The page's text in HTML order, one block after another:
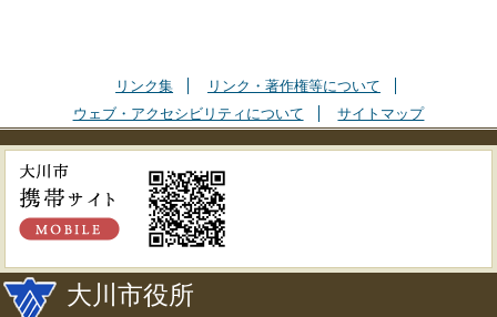
リンク集
リンク・著作権等について
ウェブ・アクセシビリティについて
サイトマップ
大川市役所